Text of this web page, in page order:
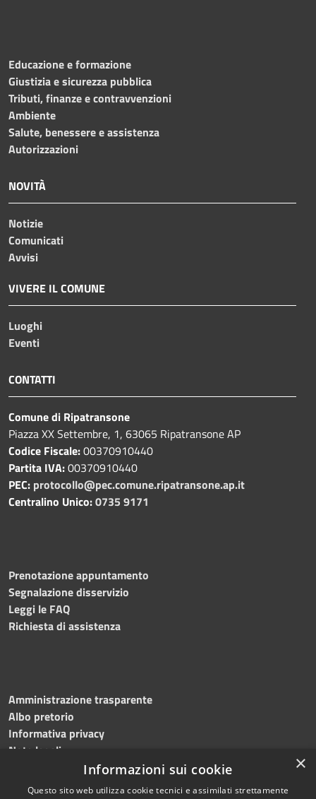
Educazione e formazione
Giustizia e sicurezza pubblica
Tributi, finanze e contravvenzioni
Ambiente
Salute, benessere e assistenza
Autorizzazioni
NOVITÀ
Notizie
Comunicati
Avvisi
VIVERE IL COMUNE
Luoghi
Eventi
CONTATTI
Comune di Ripatransone
Piazza XX Settembre, 1, 63065 Ripatransone AP
Codice Fiscale:00370910440
Partita IVA:00370910440
PEC: protocollo@pec.comune.ripatransone.ap.it
Centralino Unico:0735 9171
Prenotazione appuntamento
Segnalazione disservizio
Leggi le FAQ
Richiesta di assistenza
Amministrazione trasparente
Albo pretorio
Informativa privacy
Note legali
Dichiarazione di accessibilità
×
Informazioni sui cookie
Questo sito web utilizza cookie tecnici e assimilati strettamente